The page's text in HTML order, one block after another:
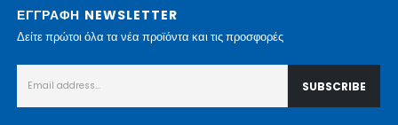
ΕΓΓΡΑΦΗ NEWSLETTER
Δείτε πρώτοι όλα τα νέα προϊόντα και τις προσφορές